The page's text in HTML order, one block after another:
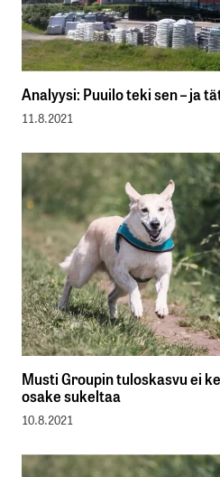
Analyysi: Puuilo teki sen – ja
11.8.2021
Musti Groupin tuloskasvu ei
osake sukeltaa
10.8.2021